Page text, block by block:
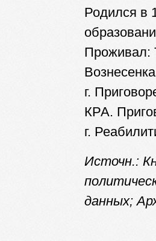
Родился в
Проживал:
г.
КРА.
г.
Источн.:
данных;